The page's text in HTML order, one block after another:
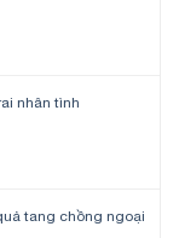
nhân tình
tang chồng ngoại